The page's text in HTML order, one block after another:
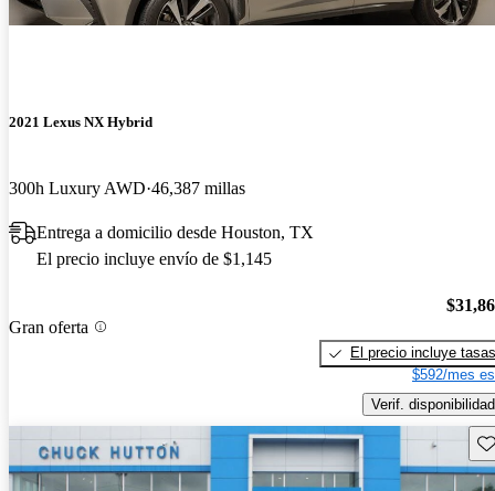
2021 Lexus NX Hybrid
300h Luxury AWD 46,387 millas
Entrega a domicilio desde Houston, TX
El precio incluye envío de $1,145
Gran oferta
El precio incluye tasas
$592/mes
Verif. disponibilidad